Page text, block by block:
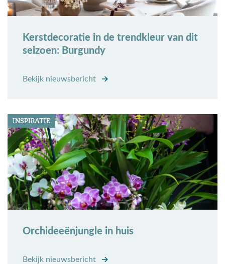
Kerstdecoratie in de trendkleur van dit
seizoen: Burgundy
Bekijk nieuwsbericht
INSPIRATIE
Orchideeënjungle in huis
Bekijk nieuwsbericht